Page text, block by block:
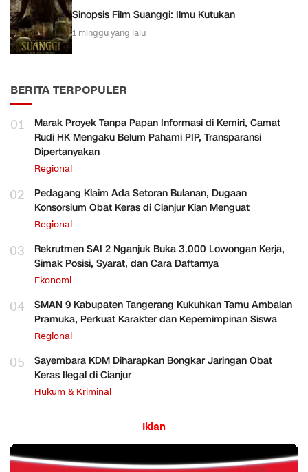
Sinopsis Film Suanggi: Ilmu Kutukan
1 minggu yang lalu
BERITA TERPOPULER
01
Marak Proyek Tanpa Papan Informasi di Kemiri, Camat
Rudi HK Mengaku Belum Pahami PIP, Transparansi
Dipertanyakan
Regional
02
Pedagang Klaim Ada Setoran Bulanan, Dugaan
Konsorsium Obat Keras di Cianjur Kian Menguat
Regional
03
Rekrutmen SAI 2 Nganjuk Buka 3.000 Lowongan Kerja,
Simak Posisi, Syarat, dan Cara Daftarnya
Ekonomi
04
SMAN 9 Kabupaten Tangerang Kukuhkan Tamu Ambalan
Pramuka, Perkuat Karakter dan Kepemimpinan Siswa
Regional
05
Sayembara KDM Diharapkan Bongkar Jaringan Obat
Keras Ilegal di Cianjur
Hukum & Kriminal
Iklan